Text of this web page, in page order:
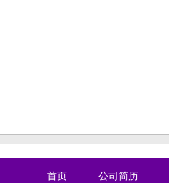
首页 公司简历